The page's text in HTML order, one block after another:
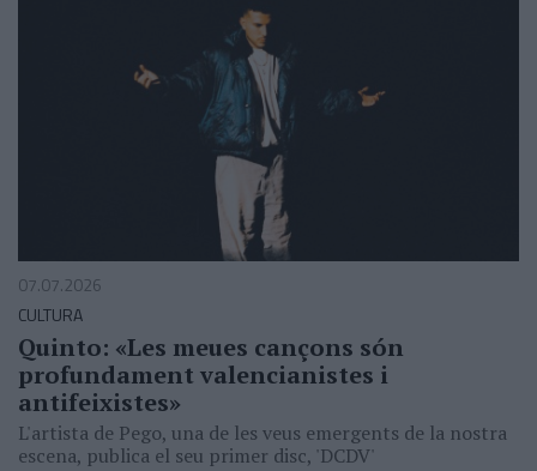
07.07.2026
CULTURA
Quinto: «Les meues cançons són
profundament valencianistes i
antifeixistes»
L'artista de Pego, una de les veus emergents de la nostra
escena, publica el seu primer disc, 'DCDV'